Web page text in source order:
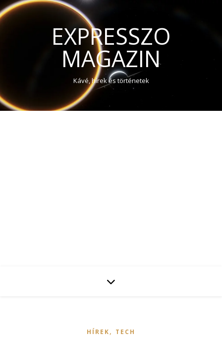
EXPRESSZO
MAGAZIN
Kávé, hírek és történetek
HÍREK, TECH